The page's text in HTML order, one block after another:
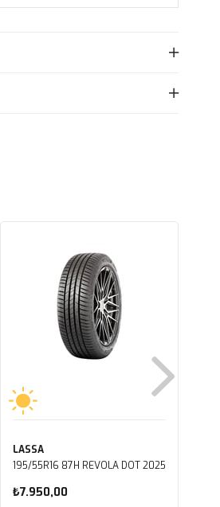
LASSA
195/55R16 87H REVOLA DOT 2025
₺7.950,00